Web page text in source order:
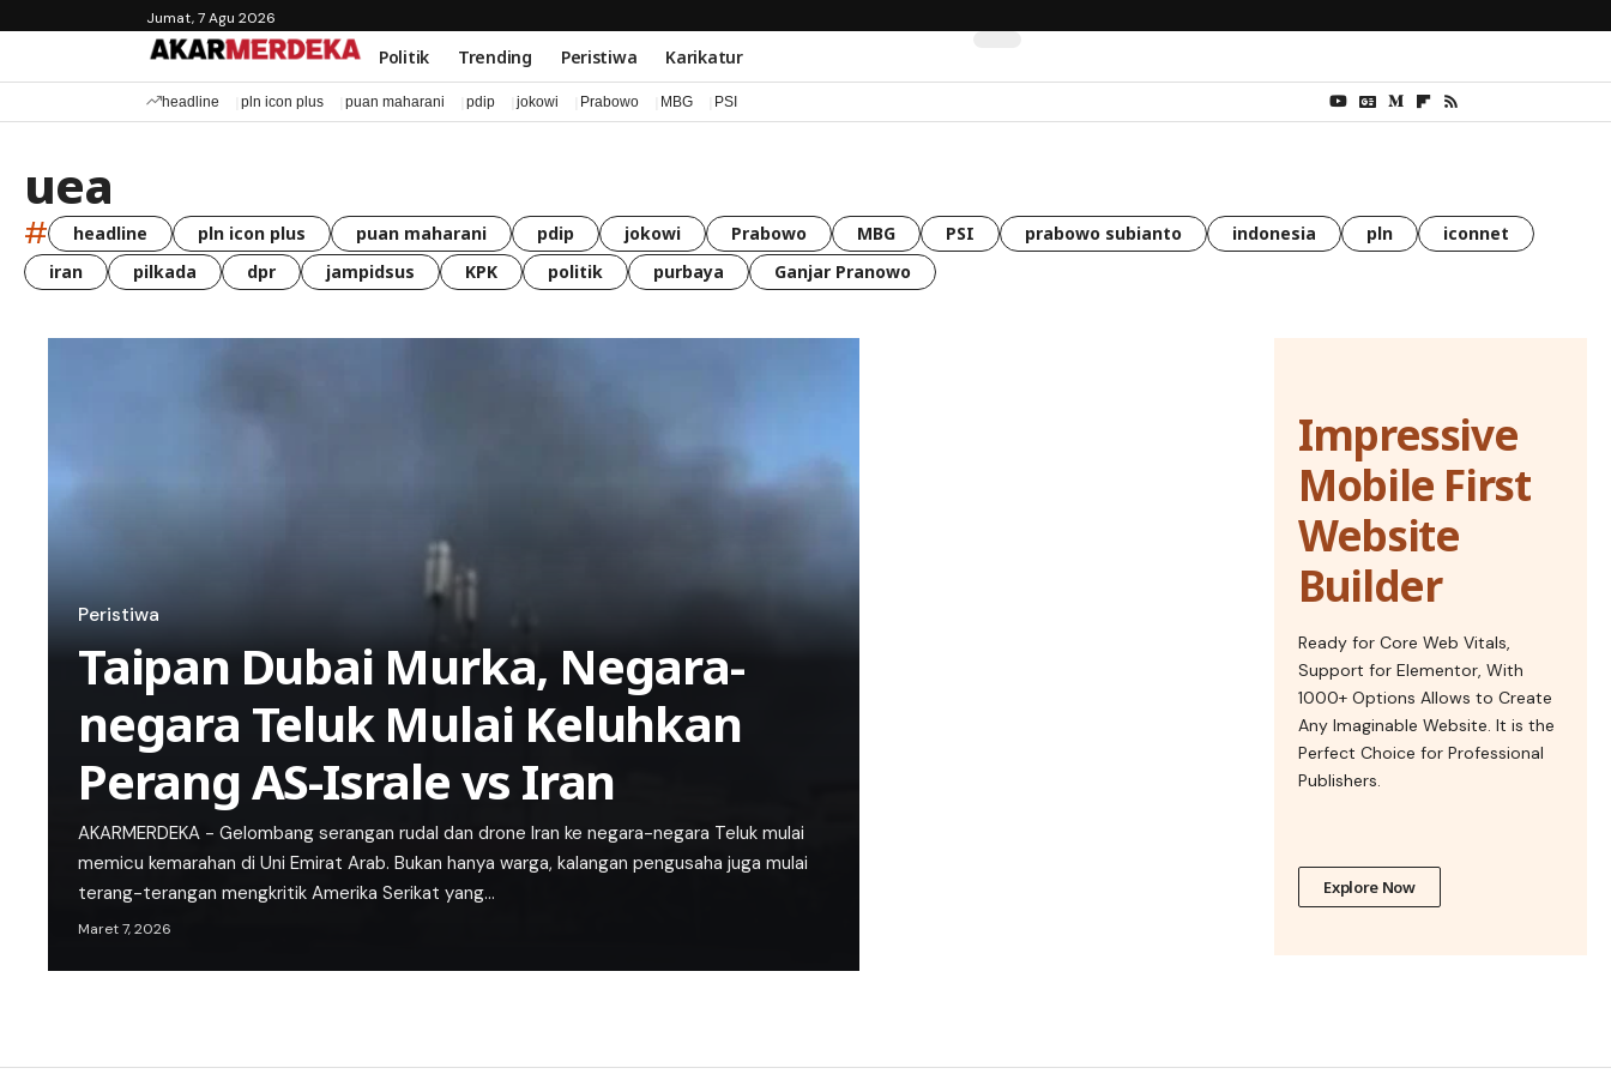
Jumat, 7 Agu 2026
Politik Trending Peristiwa Karikatur
headline pln icon plus puan maharani pdip jokowi Prabowo MBG PSI
uea
# headline pln icon plus puan maharani pdip jokowi Prabowo MBG PSI prabowo subianto indonesia pln
iconnet
iran
pilkada dpr jampidsus KPK politik purbaya Ganjar Pranowo
Peristiwa
Taipan Dubai Murka, Negara-
negara Teluk Mulai Keluhkan
Perang AS-Israle vs Iran
AKARMERDEKA - Gelombang serangan rudal dan drone Iran ke negara-negara Teluk mulai
memicu kemarahan di Uni Emirat Arab. Bukan hanya warga, kalangan pengusaha juga mulai
terang-terangan mengkritik Amerika Serikat yang…
Maret 7, 2026
Impressive
Mobile First
Website
Builder
Ready for Core Web Vitals,
Support for Elementor, With
1000+ Options Allows to Create
Any Imaginable Website. It is the
Perfect Choice for Professional
Publishers.
Explore Now